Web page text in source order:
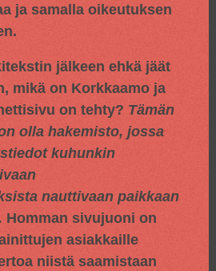
ja samalla oikeutuksen
jälkeen ehkä jäät
mikä on Korkkaamo ja
on tehty? Tämän
olla hakemisto, jossa
kuhunkin
nauttivaan paikkaan
Homman sivujuoni on
asiakkaille
niistä saamistaan